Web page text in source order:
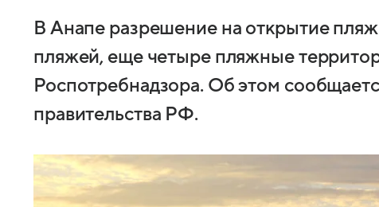
В Анапе разрешение на открытие
пляжей, еще четыре пляжные
Роспотребнадзора. Об этом
правительства РФ.